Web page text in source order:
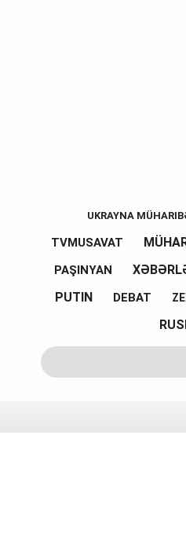
UKRAYNA
TVMUSAVAT
PAŞINYAN
PUTIN DEBAT